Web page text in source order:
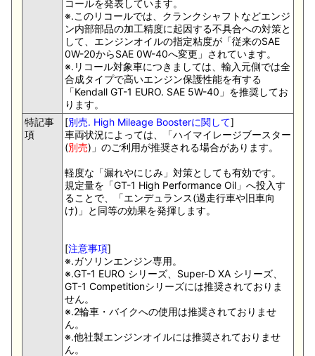
コールを発表しています。
※.このリコールでは、クランクシャフトなどエンジ
ン内部部品の加工精度に起因する不具合への対策と
して、エンジンオイルの指定粘度が「従来のSAE
0W-20からSAE 0W-40へ変更」されています。
※.リコール対象車につきましては、輸入元側では全
合成タイプで高いエンジン保護性能を有する
「Kendall GT-1 EURO. SAE 5W-40」を推奨してお
ります。
特記事
項
[別売. High Mileage Boosterに関して]
車両状況によっては、「ハイマイレージブースター
(別売)」のご利用が推奨される場合があります。
軽度な「漏れやにじみ」対策としても有効です。
規定量を「GT-1 High Performance Oil」へ投入す
ることで、「エンデュランス(過走行車や旧車向
け)」と同等の効果を発揮します。
[注意事項]
※.ガソリンエンジン専用。
※.GT-1 EURO シリーズ、Super-D XA シリーズ、
GT-1 Competitionシリーズには推奨されておりま
せん。
※.2輪車・バイクへの使用は推奨されておりませ
ん。
※.他社製エンジンオイルには推奨されておりませ
ん。